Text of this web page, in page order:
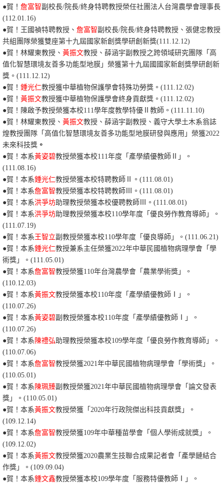
●賀 ！ 詹富智副校長/院長/終身特聘教授榮任社團法人台灣農學會理事長
(112.01.16)
●賀 ！ 王國禎特聘教授、 詹富智副校長/院長/終身特聘教授 、張健忠教授
共組團隊榮獲雙座第十九屆國家新創獎學研創新獎(111.12.12)
●賀 ！ 林耀東教授、 黃振文教授、薛涵宇副教授之跨領域研究團隊「高
值化智慧環境友善多功能型地膜」榮獲第十九屆國國家新創獎學研創新
獎。(111.12.12)
●賀 ！ 鍾光仁教授獲中華植物保護學會特殊功勞獎。(111.12.02)
●賀 ！ 黃振文教授獲中華植物保護學會終身貢獻獎。(111.12.02)
●賀 ！ 陳啟予教授榮獲本校111學年度教學特優Ⅱ教師。(111.11.10)
●賀 ！林耀東教授、 黃振文教授、薛涵宇副教授、義守大學土木系翁誌
煌教授團隊「高值化智慧環境友善多功能型地膜研發與應用」榮獲2022
未來科技獎 。
●賀！本系黃姿碧教授榮獲本校111年度「產學績優教師Ⅱ」。
(111.08.16)
●賀！本系鍾光仁教授榮獲本校特聘教師Ⅱ。(111.08.01)
●賀！本系詹富智教授榮獲本校特聘教師Ⅲ。(111.08.01)
●賀！本系洪爭坊助理教授榮獲本校優聘教師Ⅲ。(111.08.01)
●賀！本系洪爭坊助理教授榮獲本校110學年度「優良勞作教育導師」。
(111.07.19)
●賀！本系 王智立副教授榮獲本校110學年度「優良導師」。(111.06.21)
●賀！本系鍾光仁教授兼系主任榮獲2022年中華民國植物病理學會「學
術獎」。(111.05.01)
●賀！本系詹富智教授榮獲110年台灣農學會「農業學術獎」。
(110.12.03)
●賀！本系黃振文教授榮獲本校110年度「產學績優教師Ⅰ」。
(110.07.26)
●賀！本系黃姿碧副教授榮獲本校110年度「產學績優教師Ⅰ」。
(110.07.26)
●賀！本系 陳禮弘助理教授榮獲本校109學年度「優良勞作教育導師」。
(110.07.06)
●賀！本系詹富智教授榮獲2021年中華民國植物病理學會「學術獎」。
(110.05.01)
●賀！本系 陳珮臻副教授榮獲2021年中華民國植物病理學會「論文發表
獎」。(110.05.01)
●賀！本系黃振文教授榮獲「2020年行政院傑出科技貢獻獎」。
(109.12.14)
●賀！本系詹富智教授榮獲109年中華種苗學會「個人學術成就獎」。
(109.12.02)
●賀！本系黃振文教授榮獲2020農業生技聯合成果記者會「產學鏈結合
作獎」。(109.09.04)
●賀！本系鍾文鑫教授榮獲本校109學年度「服務特優教師Ⅰ」
。